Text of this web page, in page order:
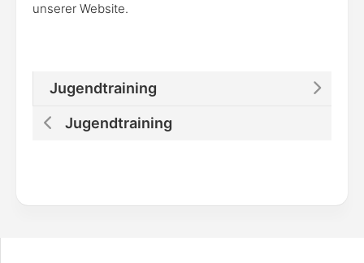
unserer Website.
Jugendtraining
Jugendtraining